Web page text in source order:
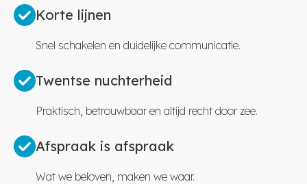
Korte lijnen
Snel schakelen en duidelijke communicatie.
Twentse nuchterheid
Praktisch, betrouwbaar en altijd recht door zee.
Afspraak is afspraak
Wat we beloven, maken we waar.